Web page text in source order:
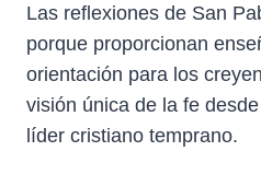
Las reflexiones de San
porque proporcionan
orientación para los
visión única de la fe
líder cristiano temprano.